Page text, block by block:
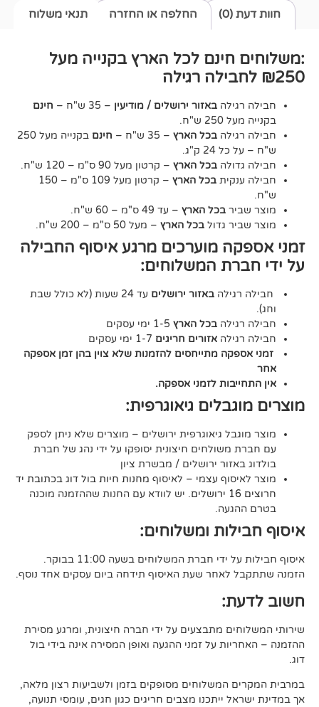
תנאי משלוח החלפה או החזרה
לכל הארץ בקנייה מעל
באזור ירושלים / מודיעין– 35 ש"ח –
חינם
בכל הארץ– 35 ש"ח – חינם
בקנייה מעל 250
בכל הארץ – קרטון מעל 90 ס"מ – 120 ש"ח.
בכל הארץ – קרטון מעל 109 ס"מ – 150
בכל הארץ– עד 49 ס"מ – 60 ש"ח.
גדול
בכל הארץ– מעל 50 ס"מ – 200 ש"ח.
מוערכים מרגע איסוף החבילה
המשלוחים:
באזור ירושלים עד 24 שעות (לא כולל שבת
בכל הארץ1-5 ימי עסקים
אזורים חריגים1-7 ימי עסקים
מתייחסים להזמנות שלא צוין בהן זמן אספקה
לזמני אספקה.
גיאוגרפית:
גיאוגרפית ירושלים – מוצרים שלא ניתן לספק
חיצונית יסופקו על ידי נהג של חברת
ירושלים / מבשרת ציון
עצמי – לאיסוףמחנות חיות בול דוג בכתובת יד
. יש לוודא עם החנות שההזמנה מוכנה
ומשלוחים:
חברת המשלוחים בשעה 11:00 בבוקר.
לאחר שעת האיסוף תידחה ביום עסקים אחד נוסף.
מתבצעים על ידי חברה חיצונית, ומרגע מסירת
על זמני ההגעה ואופן המסירה אינה בידי בול
המשלוחים מסופקים בזמן ולשביעות רצון מלאה,
ייתכנו מצבים חריגים כגון חגים, עומסי תנועה,